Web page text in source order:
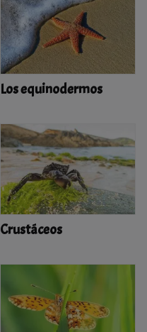
Los equinodermos
Crustáceos